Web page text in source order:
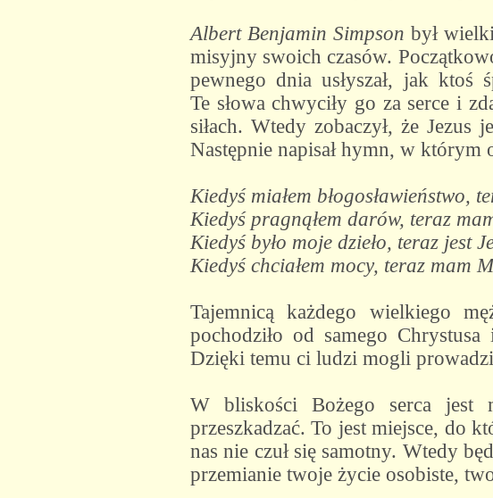
Albert Benjamin Simpson był
misyjny swoich czasów.
pewnego dnia usłyszał, jak ktoś
Te słowa chwyciły go za serce i
siłach. Wtedy zobaczył, że
Następnie napisał hymn, w którym
Kiedyś miałem błogosławieństwo,
Kiedyś pragnąłem darów, teraz
Kiedyś było moje dzieło, teraz jest
Kiedyś chciałem mocy, teraz mam
Tajemnicą każdego wielkiego
pochodziło od samego
Dzięki temu ci ludzi mogli
W bliskości Bożego serca jest
przeszkadzać. To jest miejsce, do
nas nie czuł się samotny. Wtedy
przemianie twoje życie osobiste,